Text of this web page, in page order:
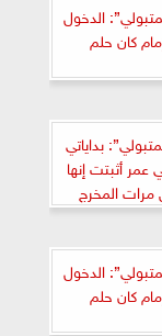
الدخول
كان حلم
بداياتي
أثبتت إنها
المخرج
الدخول
كان حلم